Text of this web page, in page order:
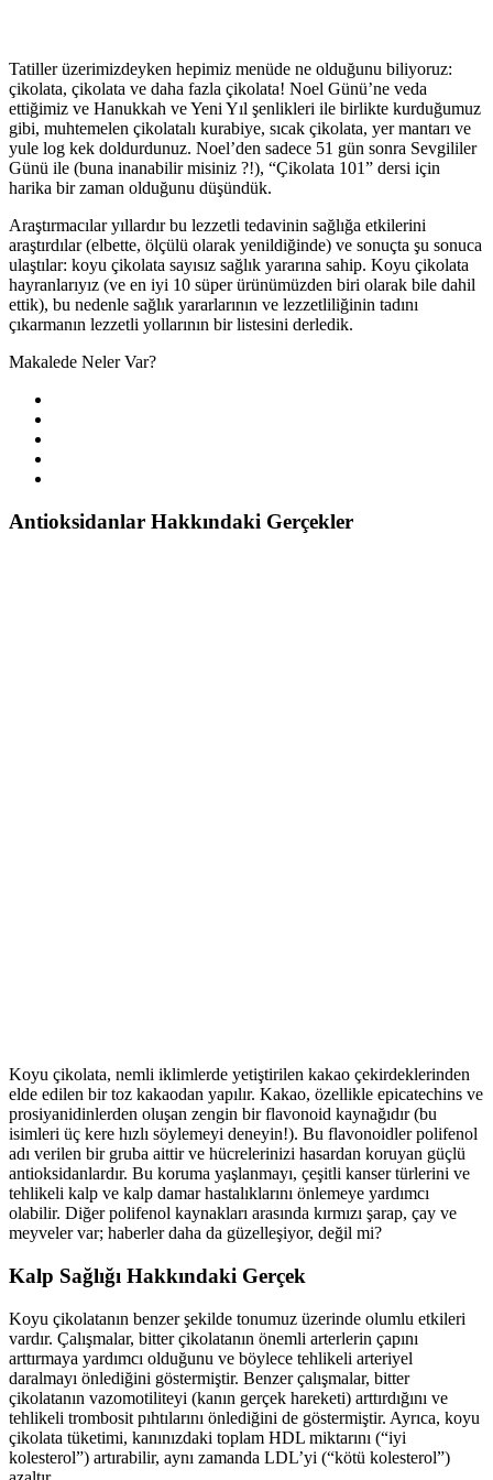
Tatiller üzerimizdeyken hepimiz menüde ne olduğunu biliyoruz:
çikolata, çikolata ve daha fazla çikolata! Noel Günü’ne veda
ettiğimiz ve Hanukkah ve Yeni Yıl şenlikleri ile birlikte kurduğumuz
gibi, muhtemelen çikolatalı kurabiye, sıcak çikolata, yer mantarı ve
yule log kek doldurdunuz. Noel’den sadece 51 gün sonra Sevgililer
Günü ile (buna inanabilir misiniz ?!), “Çikolata 101” dersi için
harika bir zaman olduğunu düşündük.
Araştırmacılar yıllardır bu lezzetli tedavinin sağlığa etkilerini
araştırdılar (elbette, ölçülü olarak yenildiğinde) ve sonuçta şu sonuca
ulaştılar: koyu çikolata sayısız sağlık yararına sahip. Koyu çikolata
hayranlarıyız (ve en iyi 10 süper ürünümüzden biri olarak bile dahil
ettik), bu nedenle sağlık yararlarının ve lezzetliliğinin tadını
çıkarmanın lezzetli yollarının bir listesini derledik.
Makalede Neler Var?
Antioksidanlar Hakkındaki Gerçekler
Koyu çikolata, nemli iklimlerde yetiştirilen kakao çekirdeklerinden
elde edilen bir toz kakaodan yapılır. Kakao, özellikle epicatechins ve
prosiyanidinlerden oluşan zengin bir flavonoid kaynağıdır (bu
isimleri üç kere hızlı söylemeyi deneyin!). Bu flavonoidler polifenol
adı verilen bir gruba aittir ve hücrelerinizi hasardan koruyan güçlü
antioksidanlardır. Bu koruma yaşlanmayı, çeşitli kanser türlerini ve
tehlikeli kalp ve kalp damar hastalıklarını önlemeye yardımcı
olabilir. Diğer polifenol kaynakları arasında kırmızı şarap, çay ve
meyveler var; haberler daha da güzelleşiyor, değil mi?
Kalp Sağlığı Hakkındaki Gerçek
Koyu çikolatanın benzer şekilde tonumuz üzerinde olumlu etkileri
vardır. Çalışmalar, bitter çikolatanın önemli arterlerin çapını
arttırmaya yardımcı olduğunu ve böylece tehlikeli arteriyel
daralmayı önlediğini göstermiştir. Benzer çalışmalar, bitter
çikolatanın vazomotiliteyi (kanın gerçek hareketi) arttırdığını ve
tehlikeli trombosit pıhtılarını önlediğini de göstermiştir. Ayrıca, koyu
çikolata tüketimi, kanınızdaki toplam HDL miktarını (“iyi
kolesterol”) artırabilir, aynı zamanda LDL’yi (“kötü kolesterol”)